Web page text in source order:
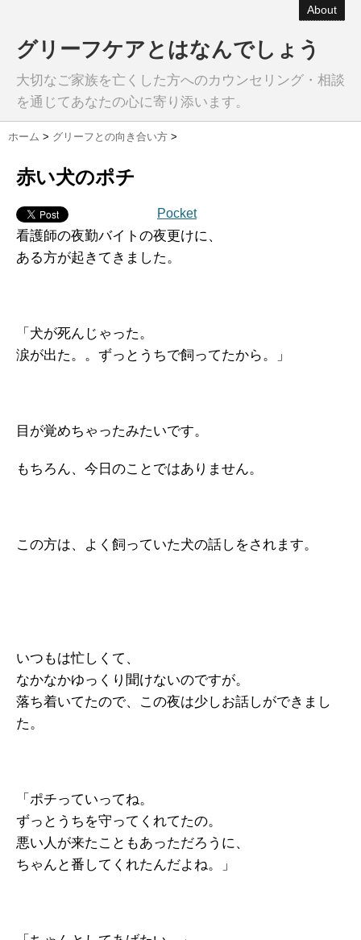
About
グリーフケアとはなんでしょう
大切なご家族を亡くした方へのカウンセリング・相談
を通じてあなたの心に寄り添います。
ホーム > グリーフとの向き合い方 >
赤い犬のポチ
Pocket
看護師の夜勤バイトの夜更けに、
ある方が起きてきました。
「犬が死んじゃった。
涙が出た。。ずっとうちで飼ってたから。」
目が覚めちゃったみたいです。
もちろん、今日のことではありません。
この方は、よく飼っていた犬の話しをされます。
いつもは忙しくて、
なかなかゆっくり聞けないのですが。
落ち着いてたので、この夜は少しお話しができまし
た。
「ポチっていってね。
ずっとうちを守ってくれてたの。
悪い人が来たこともあっただろうに、
ちゃんと番してくれたんだよね。」